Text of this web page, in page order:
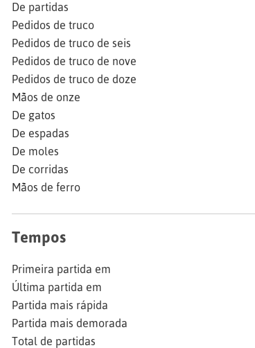
De partidas
Pedidos de truco
Pedidos de truco de seis
Pedidos de truco de nove
Pedidos de truco de doze
Mãos de onze
De gatos
De espadas
De moles
De corridas
Mãos de ferro
Tempos
Primeira partida em
Última partida em
Partida mais rápida
Partida mais demorada
Total de partidas